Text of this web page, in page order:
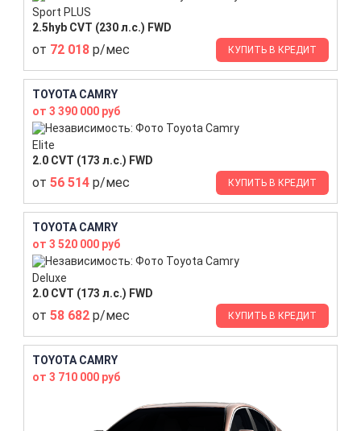
Sport PLUS
2.5hyb CVT (230 л.с.) FWD
от 72 018 р/мес КУПИТЬ В КРЕДИТ
TOYOTA CAMRY
от 3 390 000 руб
Elite
2.0 CVT (173 л.с.) FWD
от 56 514 р/мес КУПИТЬ В КРЕДИТ
TOYOTA CAMRY
от 3 520 000 руб
Deluxe
2.0 CVT (173 л.с.) FWD
от 58 682 р/мес КУПИТЬ В КРЕДИТ
TOYOTA CAMRY
от 3 710 000 руб